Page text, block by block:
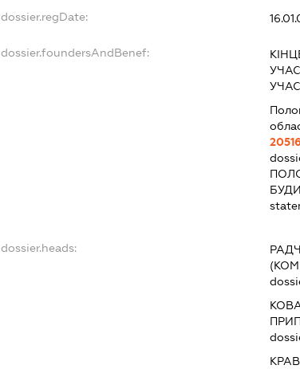
dossier.regDate:
dossier.foundersAndBenef:
dossier.heads: